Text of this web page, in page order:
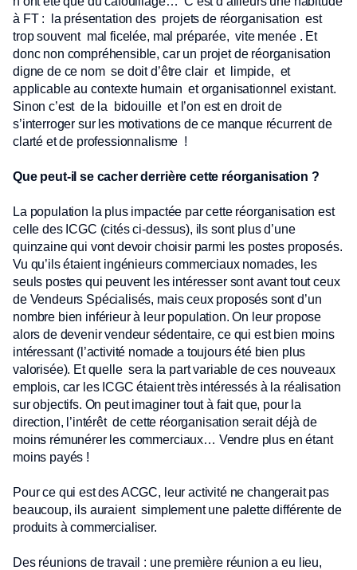
à FT : la présentation des projets de réorganisation est
trop souvent mal ficelée, mal préparée, vite menée . Et
donc non compréhensible, car un projet de réorganisation
digne de ce nom se doit d’être clair et limpide, et
applicable au contexte humain et organisationnel existant.
Sinon c’est de la bidouille et l’on est en droit de
s’interroger sur les motivations de ce manque récurrent de
clarté et de professionnalisme !
Que peut-il se cacher derrière cette réorganisation ?
La population la plus impactée par cette réorganisation est
celle des ICGC (cités ci-dessus), ils sont plus d’une
quinzaine qui vont devoir choisir parmi les postes proposés.
Vu qu’ils étaient ingénieurs commerciaux nomades, les
seuls postes qui peuvent les intéresser sont avant tout ceux
de Vendeurs Spécialisés, mais ceux proposés sont d’un
nombre bien inférieur à leur population. On leur propose
alors de devenir vendeur sédentaire, ce qui est bien moins
intéressant (l’activité nomade a toujours été bien plus
valorisée). Et quelle sera la part variable de ces nouveaux
emplois, car les ICGC étaient très intéressés à la réalisation
sur objectifs. On peut imaginer tout à fait que, pour la
direction, l’intérêt de cette réorganisation serait déjà de
moins rémunérer les commerciaux… Vendre plus en étant
moins payés !
Pour ce qui est des ACGC, leur activité ne changerait pas
beaucoup, ils auraient simplement une palette différente de
produits à commercialiser.
Des réunions de travail : une première réunion a eu lieu,